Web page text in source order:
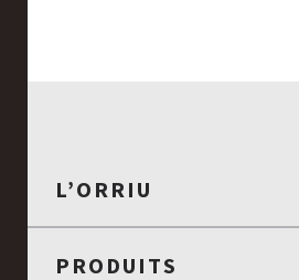
L’ORRIU
PRODUITS